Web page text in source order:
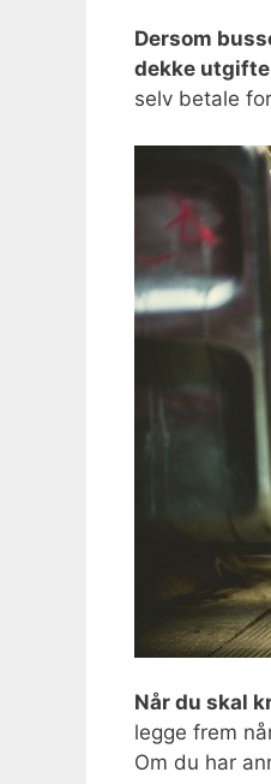
Dersom
dekke
selv betale
Når du skal
legge frem
Om du har